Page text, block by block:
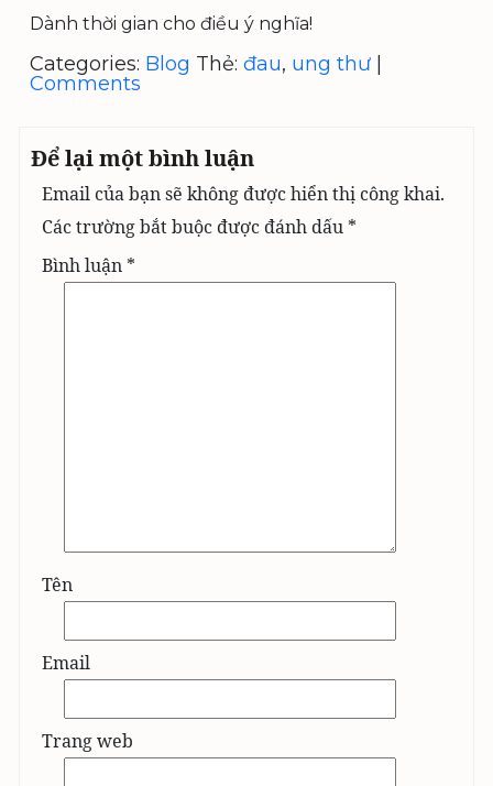
Dành thời gian cho điều ý nghĩa!
Categories: Blog Thẻ: đau, ung thư
Comments
Để lại một bình luận
Email của bạn sẽ không được hiển thị công khai.
Các trường bắt buộc được đánh dấu *
Bình luận *
Tên
Email
Trang web